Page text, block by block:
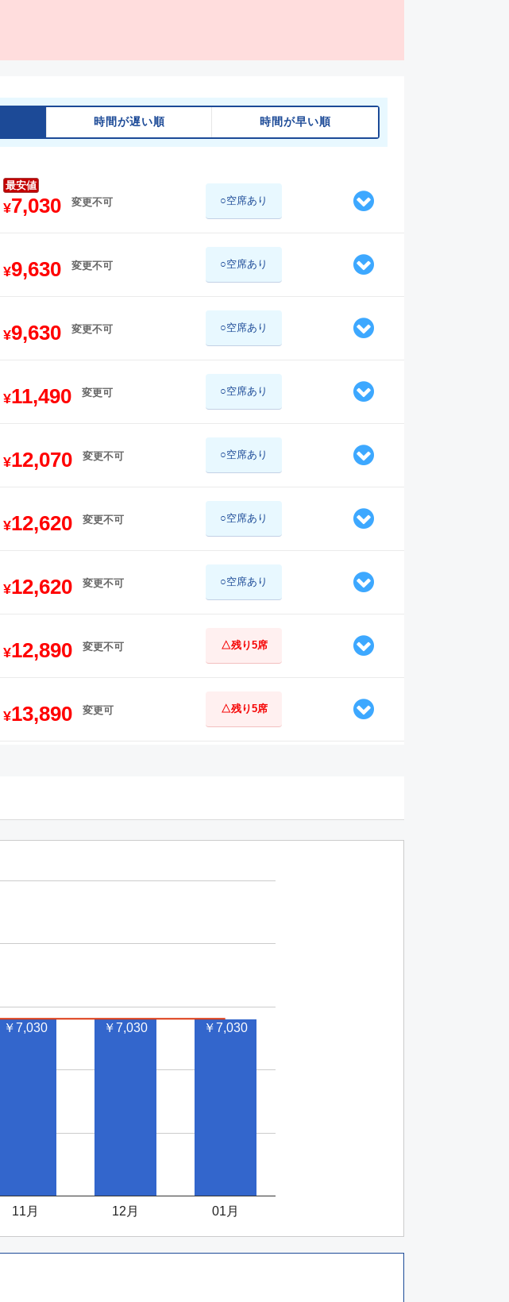
時間が遅い順 時間が早い順
¥7,030 変更不可
最安値
○空席あり
¥9,630 変更不可 ○空席あり
¥9,630 変更不可 ○空席あり
¥11,490 変更可 ○空席あり
¥12,070 変更不可 ○空席あり
¥12,620 変更不可 ○空席あり
¥12,620 変更不可 ○空席あり
¥12,890 変更不可 △残り5席
¥13,890 変更可 △残り5席
¥16,290 変更可
¥17,130 変更不可 △残り5席
19,110 変更不可 △残り4席
11月 12月 01月
￥7,030 ￥7,030 ￥7,030